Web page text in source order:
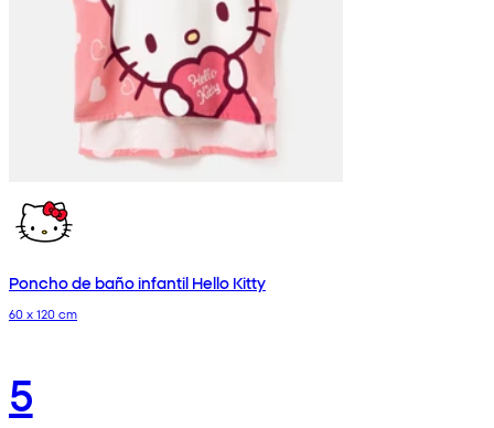
Poncho de baño infantil Hello Kitty
60 x 120 cm
5